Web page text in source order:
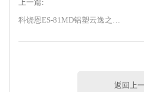
上一篇:
科饶恩ES-81MD铝塑云逸之光系列门窗产品高性能的奥秘
返回上